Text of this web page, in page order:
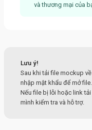
và thương mại của
Lưu ý!
Sau khi tải file mockup
nhập mật khẩu để mở file.
Nếu file bị lỗi hoặc link
mình kiểm tra và hỗ trợ.